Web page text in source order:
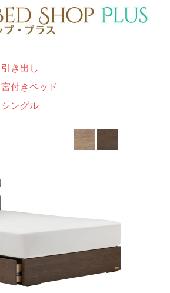
引き出し
宮付きベッド
シングル